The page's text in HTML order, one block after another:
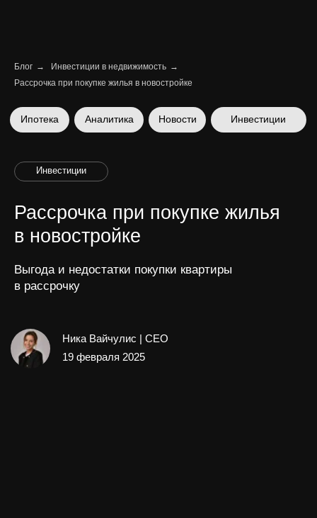
Блог → Инвестиции в недвижимость →
Рассрочка при покупке жилья в новостройке
Ипотека Аналитика Новости Инвестиции
Ника Вайчулис | CEO
в рассрочку
в новостройке
Инвестиции